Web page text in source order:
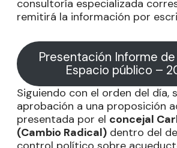
consultoría especializada
remitirá la información por
Presentación Informe
Espacio público –
Siguiendo con el orden del día,
aprobación a una proposición
presentada por el concejal
(Cambio Radical) dentro del